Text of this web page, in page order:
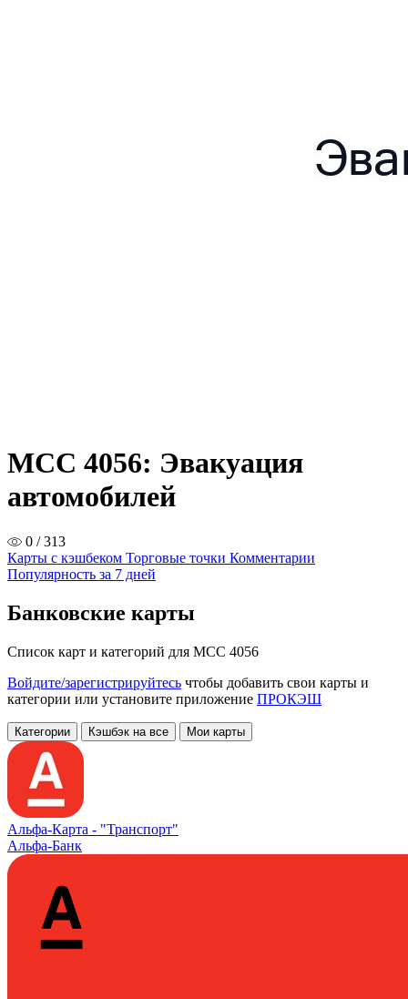
MCC 4056: Эвакуация
автомобилей
0 / 313
Карты с кэшбеком Торговые точки Комментарии
Популярность за 7 дней
Банковские карты
Список карт и категорий для MCC 4056
Войдите/зарегистрируйтесь чтобы добавить свои карты и
категории или установите приложение ПРОКЭШ
Категории Кэшбэк на все Мои карты
Альфа‑Карта - "Транспорт"
Альфа-Банк